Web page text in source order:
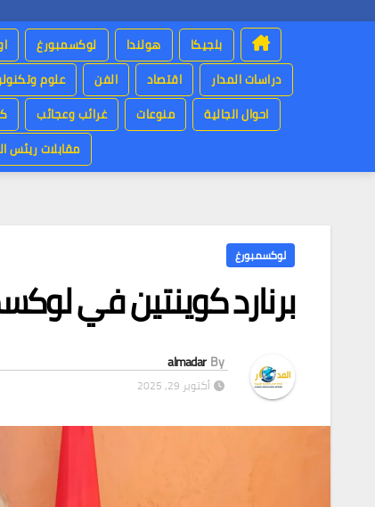
بلجيكا هولندا لوكسمبورغ
دراسات المدار
اقتصاد الفن علوم
احوال الجالية
منوعات غرائب وعجائب
مقابلات ريئس
لوكسمبورغ
برنارد كوينتين في
By
almadar
أكتوبر 29, 2025